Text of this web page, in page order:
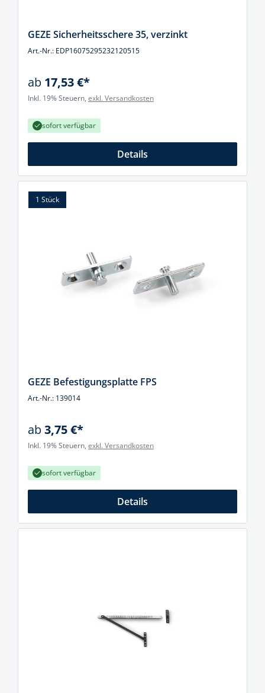
GEZE Sicherheitsschere 35, verzinkt
Art.-Nr.: EDP16075295232120515
ab 17,53 €*
Inkl. 19% Steuern, exkl. Versandkosten
sofort verfügbar
Details
1 Stück
GEZE Befestigungsplatte FPS
Art.-Nr.: 139014
ab3,75 €*
Inkl. 19% Steuern, exkl. Versandkosten
sofort verfügbar
Details